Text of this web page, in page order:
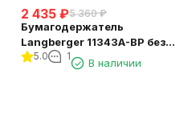
2 435 ₽5 360 ₽
Бумагодержатель
Langberger 11343A-BP без
крышки квадратный черный
5.0 1
В наличии